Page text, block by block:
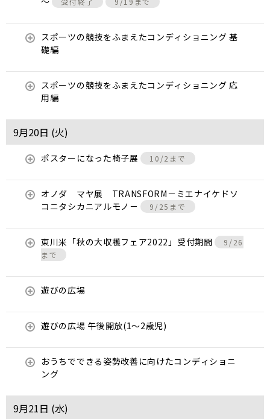
スポーツの競技をふまえたコンディショニング 基
礎編
スポーツの競技をふまえたコンディショニング 応
用編
9月20日 (火)
ポスターになった椅子展 10/2まで
オノダ マヤ展 TRANSFORM－ミエナイケドソ
コニタシカニアルモノ－
9/25まで
東川米「秋の大収穫フェア2022」受付期間
9/26
まで
遊びの広場
遊びの広場 午後開放(1～2歳児)
おうちでできる姿勢改善に向けたコンディショニ
ング
9月21日 (水)